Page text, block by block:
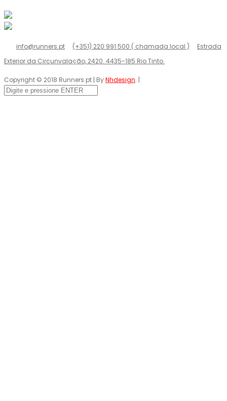
info@runners.pt (+351) 220 991 500 ( chamada local )
Estrada
Exterior da Circunvalação, 2420. 4435-185 Rio Tinto.
Copyright © 2018 Runners.pt | ByNhdesign. |